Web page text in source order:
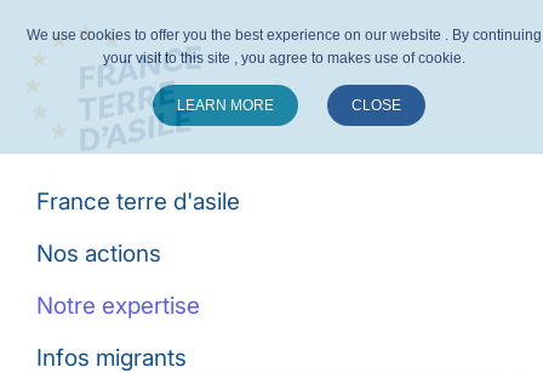
France terre d'asile
Nos actions
Notre expertise
Infos migrants
We use cookies to offer you the best experience on our website . By continuing
your visit to this site , you agree to makes use of cookie.
LEARN MORE CLOSE